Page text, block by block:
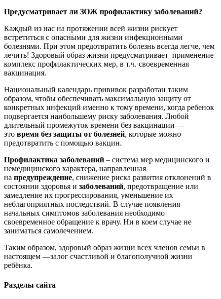
Предусматривает ли ЗОЖ профилактику заболеваний?
Каждый из нас на протяжении всей жизни рискует
встретиться с опасными для жизни инфекционными
болезнями. При этом предотвратить болезнь всегда легче, чем
лечить! Здоровый образ жизни предусматривает применение
комплекс профилактических мер, в т.ч. своевременная
вакцинация.
Национальный календарь прививок разработан таким
образом, чтобы обеспечивать максимальную защиту от
конкретных инфекций именно к тому времени, когда ребенок
подвергается наибольшему риску заболевания. Любой
длительный промежуток времени без вакцинации —
это время без защиты от болезней, которые можно
предотвратить с помощью вакцин.
Профилактика заболеваний – система мер медицинского и
немедицинского характера, направленная
на предупреждение, снижение риска развития отклонений в
состоянии здоровья и заболеваний, предотвращение или
замедление их прогрессирования, уменьшение их
неблагоприятных последствий. В случае появления
начальных симптомов заболевания необходимо
своевременное обращение к врачу. Ни в коем случае не
заниматься самолечением.
Таким образом, здоровый образ жизни всех членов семьи в
настоящем —залог счастливой и благополучной жизни
ребёнка.
Разделы сайта